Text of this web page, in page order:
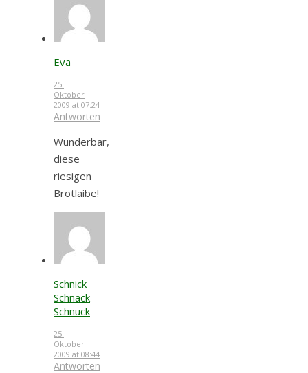
Eva
25.
Oktober
2009 at 07:24
Antworten
Wunderbar,
diese
riesigen
Brotlaibe!
Schnick
Schnack
Schnuck
25.
Oktober
2009 at 08:44
Antworten